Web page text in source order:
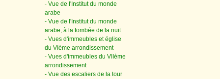
- Vue de l'Institut du monde
arabe
- Vue de l'Institut du monde
arabe, à la tombée de la nuit
- Vues d'immeubles et église
du VIème arrondissement
- Vues d'immeubles du VIIème
arrondissement
- Vue des escaliers de la tour